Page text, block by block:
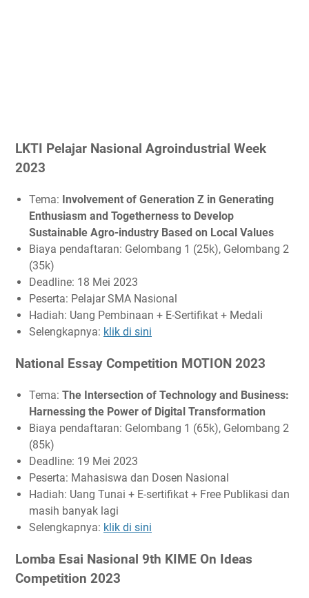
LKTI Pelajar Nasional Agroindustrial Week
2023
Tema: Involvement of Generation Z in Generating
Enthusiasm and Togetherness to Develop
Sustainable Agro-industry Based on Local Values
Biaya pendaftaran: Gelombang 1 (25k), Gelombang 2
(35k)
Deadline: 18 Mei 2023
Peserta: Pelajar SMA Nasional
Hadiah: Uang Pembinaan + E-Sertifikat + Medali
Selengkapnya: klik di sini
National Essay Competition MOTION 2023
Tema: The Intersection of Technology and Business:
Harnessing the Power of Digital Transformation
Biaya pendaftaran: Gelombang 1 (65k), Gelombang 2
(85k)
Deadline: 19 Mei 2023
Peserta: Mahasiswa dan Dosen Nasional
Hadiah: Uang Tunai + E-sertifikat + Free Publikasi dan
masih banyak lagi
Selengkapnya: klik di sini
Lomba Esai Nasional 9th KIME On Ideas
Competition 2023